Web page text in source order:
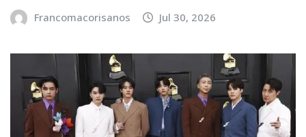
Francomacorisanos Jul 30, 2026